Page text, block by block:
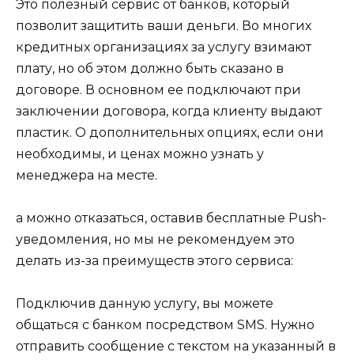
Это полезный сервис от банков, который
позволит защитить ваши деньги. Во многих
кредитных организациях за услугу взимают
плату, но об этом должно быть сказано в
договоре. В основном ее подключают при
заключении договора, когда клиенту выдают
пластик. О дополнительных опциях, если они
необходимы, и ценах можно узнать у
менеджера на месте.
а можно отказаться, оставив бесплатные Push-
уведомления, но мы не рекомендуем это
делать из-за преимуществ этого сервиса:
Подключив данную услугу, вы можете
общаться с банком посредством SMS. Нужно
отправить сообщение с текстом на указанный в